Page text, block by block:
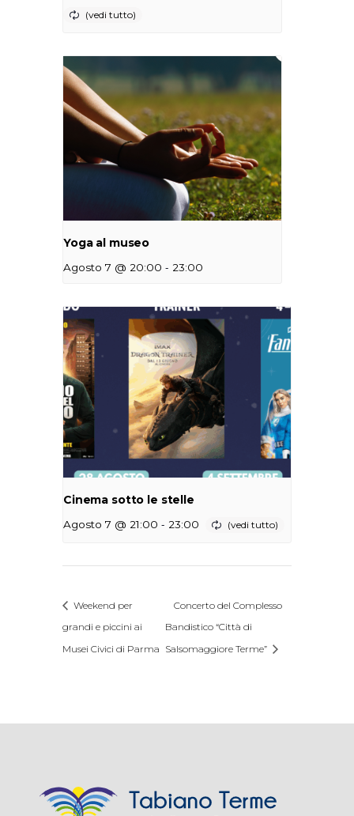
Yoga al museo
Agosto 7 @ 20:00 - 23:00
Cinema sotto le stelle
Agosto 7 @ 21:00 - 23:00
Weekend per
grandi e piccini ai
Musei Civici di Parma
Concerto del Complesso
Bandistico “Città di
Salsomaggiore Terme”